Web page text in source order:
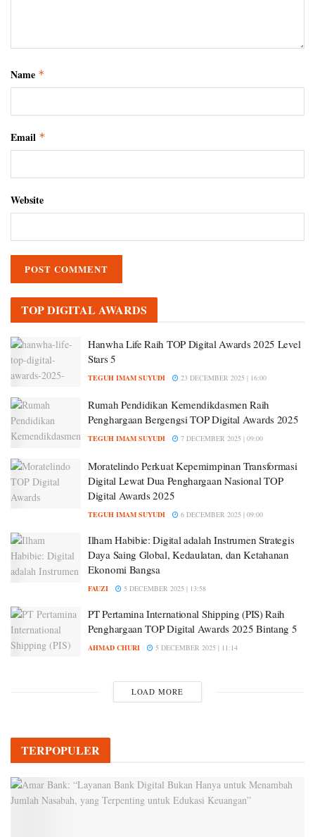
Name *
Email *
Website
TOP DIGITAL AWARDS
Hanwha Life Raih TOP Digital Awards 2025 Level
Stars 5
TEGUH IMAM SUYUDI 23 DECEMBER 2025 | 16:00
Rumah Pendidikan Kemendikdasmen Raih
Penghargaan Bergengsi TOP Digital Awards 2025
TEGUH IMAM SUYUDI 7 DECEMBER 2025 | 09:00
Moratelindo Perkuat Kepemimpinan Transformasi
Digital Lewat Dua Penghargaan Nasional TOP
Digital Awards 2025
TEGUH IMAM SUYUDI 6 DECEMBER 2025 | 09:00
Ilham Habibie: Digital adalah Instrumen Strategis
Daya Saing Global, Kedaulatan, dan Ketahanan
Ekonomi Bangsa
FAUZI 5 DECEMBER 2025 | 13:58
PT Pertamina International Shipping (PIS) Raih
Penghargaan TOP Digital Awards 2025 Bintang 5
AHMAD CHURI 5 DECEMBER 2025 | 11:14
LOAD MORE
TERPOPULER